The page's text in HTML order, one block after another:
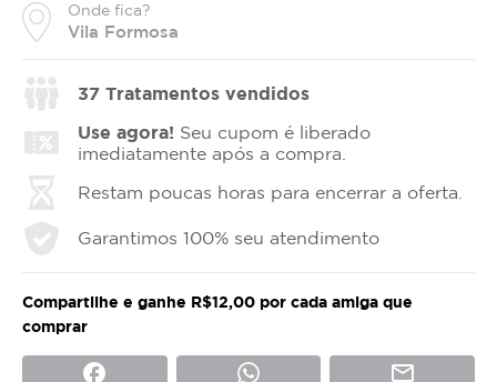
Onde fica?
Vila Formosa
37 Tratamentos vendidos
Use agora! Seu cupom é liberado
imediatamente após a compra.
Restam poucas horas para encerrar a oferta.
Garantimos 100% seu atendimento
Compartilhe e ganhe R$12,00 por cada amiga que
comprar
facebook mail_outline